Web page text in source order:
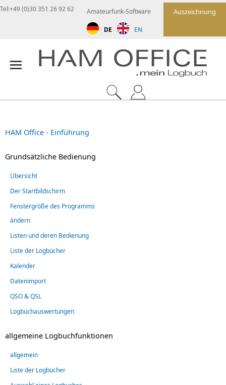
Auszeichnung
Amateurfunk-Software
DE EN
Tel:+49 (0)30 351 26 92 62
HAM Office - Einführung
Grundsätzliche Bedienung
Übersicht
Der Startbildschirm
Fenstergröße des Programms
ändern
Listen und deren Bedienung
Liste der Logbücher
Kalender
Datenimport
QSO & QSL
Logbuchauswertungen
allgemeine Logbuchfunktionen
allgemein
Liste der Logbücher